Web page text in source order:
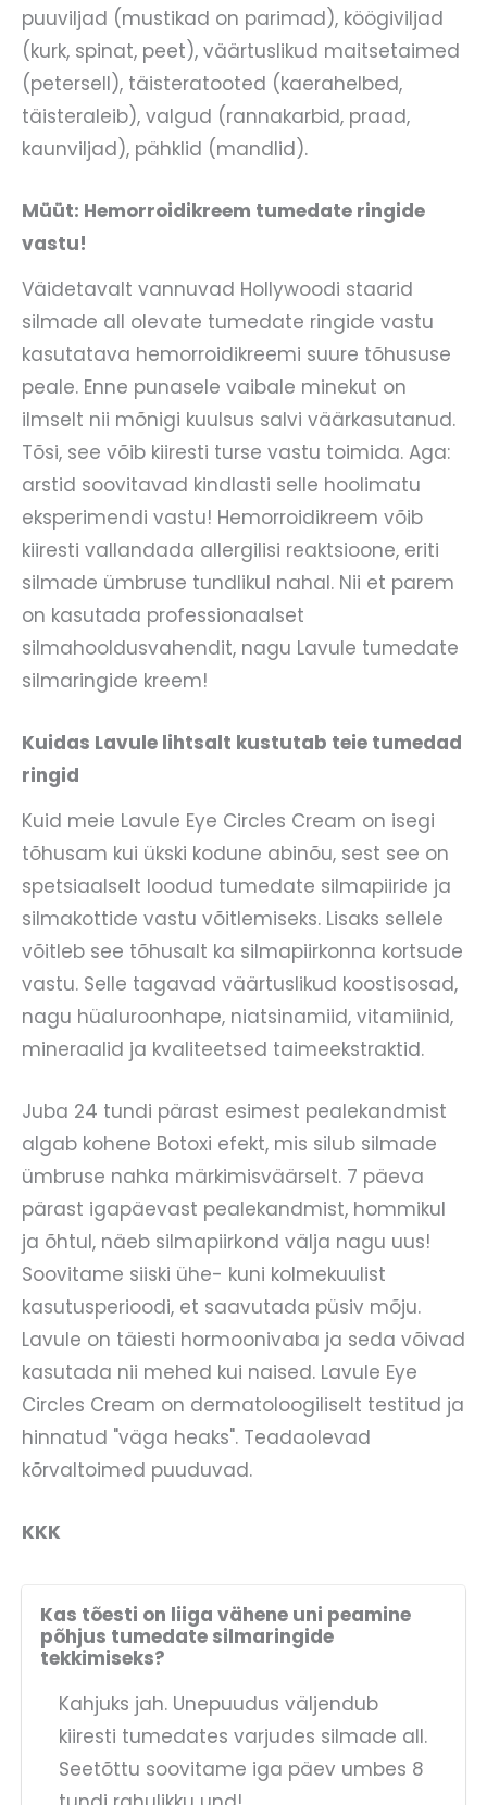
puuviljad (mustikad on parimad), köögiviljad
(kurk, spinat, peet), väärtuslikud maitsetaimed
(petersell), täisteratooted (kaerahelbed,
täisteraleib), valgud (rannakarbid, praad,
kaunviljad), pähklid (mandlid).
Müüt: Hemorroidikreem tumedate ringide
vastu!
Väidetavalt vannuvad Hollywoodi staarid
silmade all olevate tumedate ringide vastu
kasutatava hemorroidikreemi suure tõhususe
peale. Enne punasele vaibale minekut on
ilmselt nii mõnigi kuulsus salvi väärkasutanud.
Tõsi, see võib kiiresti turse vastu toimida. Aga:
arstid soovitavad kindlasti selle hoolimatu
eksperimendi vastu! Hemorroidikreem võib
kiiresti vallandada allergilisi reaktsioone, eriti
silmade ümbruse tundlikul nahal. Nii et parem
on kasutada professionaalset
silmahooldusvahendit, nagu Lavule tumedate
silmaringide kreem!
Kuidas Lavule lihtsalt kustutab teie tumedad
ringid
Kuid meie Lavule Eye Circles Cream on isegi
tõhusam kui ükski kodune abinõu, sest see on
spetsiaalselt loodud tumedate silmapiiride ja
silmakottide vastu võitlemiseks. Lisaks sellele
võitleb see tõhusalt ka silmapiirkonna kortsude
vastu. Selle tagavad väärtuslikud koostisosad,
nagu hüaluroonhape, niatsinamiid, vitamiinid,
mineraalid ja kvaliteetsed taimeekstraktid.
Juba 24 tundi pärast esimest pealekandmist
algab kohene Botoxi efekt, mis silub silmade
ümbruse nahka märkimisväärselt. 7 päeva
pärast igapäevast pealekandmist, hommikul
ja õhtul, näeb silmapiirkond välja nagu uus!
Soovitame siiski ühe- kuni kolmekuulist
kasutusperioodi, et saavutada püsiv mõju.
Lavule on täiesti hormoonivaba ja seda võivad
kasutada nii mehed kui naised. Lavule Eye
Circles Cream on dermatoloogiliselt testitud ja
hinnatud "väga heaks". Teadaolevad
kõrvaltoimed puuduvad.
KKK
Kas tõesti on liiga vähene uni peamine
põhjus tumedate silmaringide
tekkimiseks?
Kahjuks jah. Unepuudus väljendub
kiiresti tumedates varjudes silmade all.
Seetõttu soovitame iga päev umbes 8